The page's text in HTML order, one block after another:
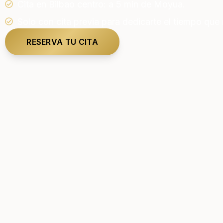
RESERVA TU CITA